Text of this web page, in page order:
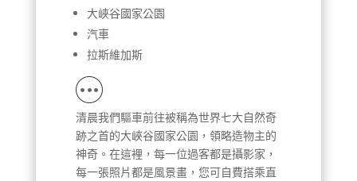
大峽谷國家公園
汽車
拉斯維加斯
清晨我們驅車前往被稱為世界七大自然奇
跡之首的大峽谷國家公園，領略造物主的
神奇。在這裡，每一位過客都是攝影家，
每一張照片都是風景畫，您可自費搭乘直